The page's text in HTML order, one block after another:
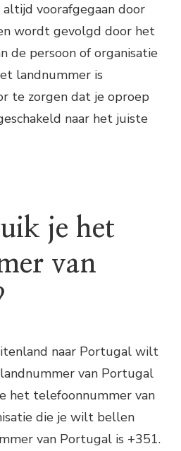
voorafgegaan door
wordt gevolgd door het
de persoon of organisatie
landnummer is
te zorgen dat je oproep
naar het juiste
je het
van
naar Portugal wilt
van Portugal
het telefoonnummer van
die je wilt bellen
van Portugal is +351.